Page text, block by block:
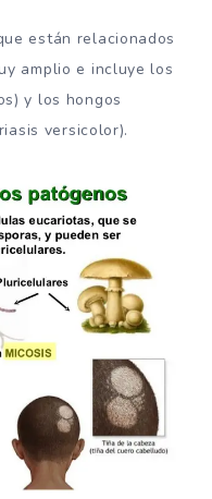
están relacionados
amplio e incluye los
y los hongos
versicolor).